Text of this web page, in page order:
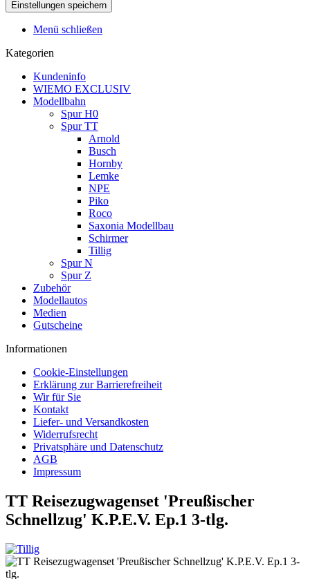
Menü schließen
Kategorien
Kundeninfo
WIEMO EXCLUSIV
Modellbahn
Spur H0
Spur TT
Arnold
Busch
Hornby
Lemke
NPE
Piko
Roco
Saxonia Modellbau
Schirmer
Tillig
Spur N
Spur Z
Zubehör
Modellautos
Medien
Gutscheine
Informationen
Cookie-Einstellungen
Erklärung zur Barrierefreiheit
Wir für Sie
Kontakt
Liefer- und Versandkosten
Widerrufsrecht
Privatsphäre und Datenschutz
AGB
Impressum
TT Reisezugwagenset 'Preußischer
Schnellzug' K.P.E.V. Ep.1 3-tlg.